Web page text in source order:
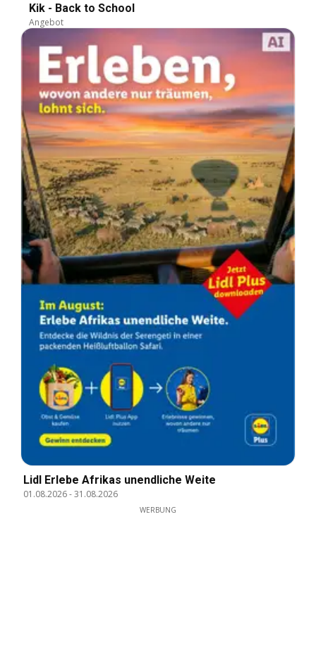
Kik - Back to School
Angebot
Lidl Erlebe Afrikas unendliche Weite
01.08.2026-31.08.2026
WERBUNG